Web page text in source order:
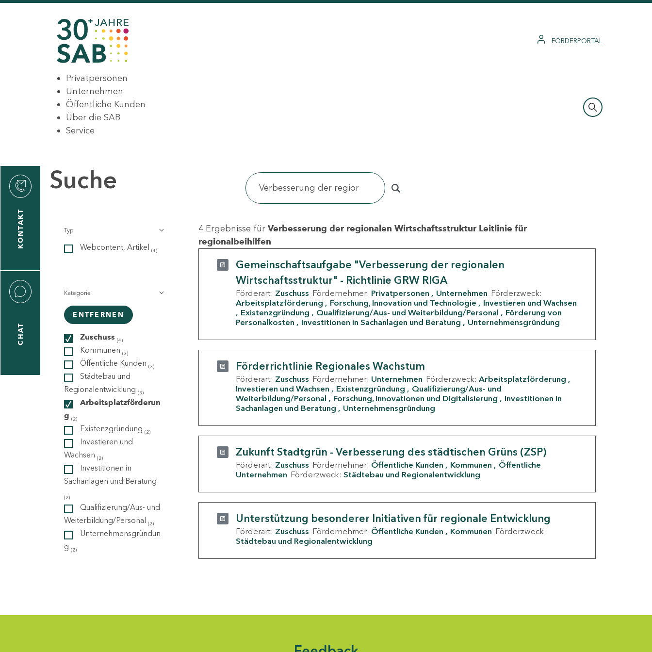
FÖRDERPORTAL
Privatpersonen
Unternehmen
Öffentliche Kunden
Über die SAB
Service
KONTAKT
CHAT
Suche
Typ
Webcontent, Artikel (4)
Kategorie
ENTFERNEN
Zuschuss (4)
Kommunen (3)
Öffentliche Kunden (3)
Städtebau und
Regionalentwicklung (3)
Arbeitsplatzförderun
g (2)
Existenzgründung (2)
Investieren und
Wachsen (2)
Investitionen in
Sachanlagen und Beratung
(2)
Qualifizierung/Aus- und
Weiterbildung/Personal (2)
Unternehmensgründun
g (2)
4 Ergebnisse für Verbesserung der regionalen Wirtschaftsstruktur Leitlinie für
regionalbeihilfen
Gemeinschaftsaufgabe "Verbesserung der regionalen
Wirtschaftsstruktur" - Richtlinie GRW RIGA
Förderart: Zuschuss Fördernehmer: Privatpersonen Unternehmen Förderzweck:
Arbeitsplatzförderung
Forschung, Innovation und Technologie
Investieren und Wachsen
Existenzgründung
Qualifizierung/Aus- und Weiterbildung/Personal
Förderung von
Personalkosten
Investitionen in Sachanlagen und Beratung Unternehmensgründung
Förderrichtlinie Regionales Wachstum
Förderart: Zuschuss Fördernehmer: Unternehmen Förderzweck: Arbeitsplatzförderung
Investieren und Wachsen
Existenzgründung
Qualifizierung/Aus- und
Weiterbildung/Personal
Forschung, Innovationen und Digitalisierung
Investitionen in
Sachanlagen und Beratung
Unternehmensgründung
Zukunft Stadtgrün - Verbesserung des städtischen Grüns (ZSP)
Förderart: Zuschuss Fördernehmer: Öffentliche Kunden Kommunen
Öffentliche
Unternehmen Förderzweck: Städtebau und Regionalentwicklung
Unterstützung besonderer Initiativen für regionale Entwicklung
Förderart: Zuschuss Fördernehmer: Öffentliche Kunden Kommunen Förderzweck:
Städtebau und Regionalentwicklung